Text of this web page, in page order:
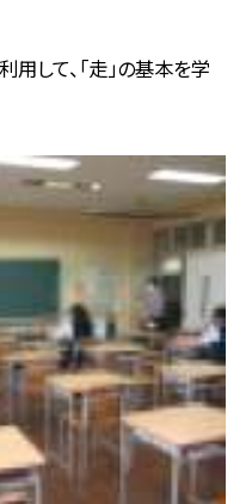
用して、「走」の基本を学